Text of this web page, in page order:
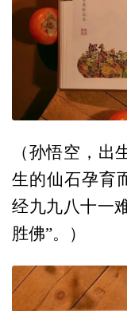
（孙悟空，出
生的仙石孕育
经九九八十一
胜佛”。）